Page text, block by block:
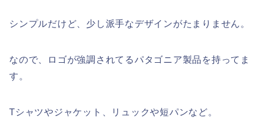
シンプルだけど、少し派手なデザインがたまりません。
なので、ロゴが強調されてるパタゴニア製品を持ってま
す。
Tシャツやジャケット、リュックや短パンなど。